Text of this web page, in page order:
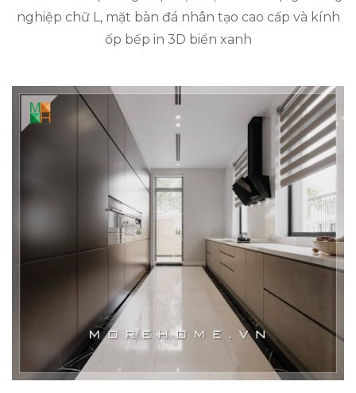
nghiệp chữ L, mặt bàn đá nhân tạo cao cấp và kính
ốp bếp in 3D biển xanh